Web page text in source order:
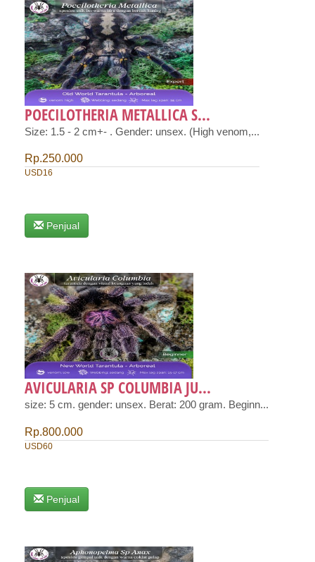
POECILOTHERIA METALLICA S...
Size: 1.5 - 2 cm+- . Gender: unsex. (High venom,...
Rp.250.000
USD16
Penjual
AVICULARIA SP COLUMBIA JU...
size: 5 cm. gender: unsex. Berat: 200 gram. Beginn...
Rp.800.000
USD60
Penjual